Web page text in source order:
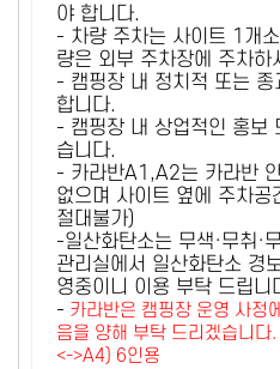
야 합니다.
- 차량 주차는 사이트 1개
량은 외부 주차장에 주차하
- 캠핑장 내 정치적 또는 종
합니다.
- 캠핑장 내 상업적인 홍보
습니다.
- 카라반A1,A2는 카라반
없으며 사이트 옆에 주차공
절대불가)
-일산화탄소는 무색·무취·
관리실에서 일산화탄소 경
영중이니 이용 부탁 드립니
- 카라반은 캠핑장 운영 사정
음을 양해 부탁 드리겠습니
<->A4) 6인용